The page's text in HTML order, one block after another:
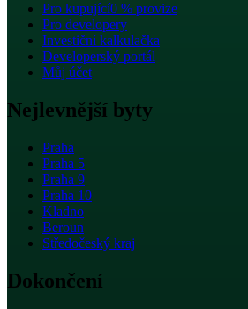
Pro kupující0 % provize
Pro developery
Investiční kalkulačka
Developerský portál
Můj účet
Nejlevnější byty
Praha
Praha 5
Praha 9
Praha 10
Kladno
Beroun
Středočeský kraj
Dokončení